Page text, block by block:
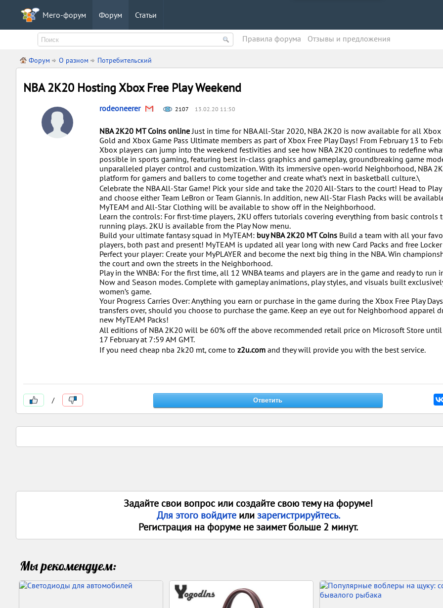
Мего-форум Форум Статьи
Правила форума Oтзывы и предложения
Форум О разном Потребительский
NBA 2K20 Hosting Xbox Free Play Weekend
rodeoneerer 2107 13.02.20 11:50
NBA 2K20 MT Coins onlineJust in time for NBA All-Star 2020, NBA 2K20 is now available for all Xbox
Gold and Xbox Game Pass Ultimate members as part of Xbox Free Play Days! From February 13 to
Xbox players can jump into the weekend festivities and see how NBA 2K20 continues to redefine
possible in sports gaming, featuring best in-class graphics and gameplay, groundbreaking game
unparalleled player control and customization. With its immersive open-world Neighborhood, NBA
platform for gamers and ballers to come together and create what’s next in basketball culture.\
Celebrate the NBA All-Star Game! Pick your side and take the 2020 All-Stars to the court! Head to
and choose either Team LeBron or Team Giannis. In addition, new All-Star Flash Packs will be
MyTEAM and All-Star Clothing will be available to show off in the Neighborhood.
Learn the controls: For first-time players, 2KU offers tutorials covering everything from basic controls
running plays. 2KU is available from the Play Now menu.
Build your ultimate fantasy squad in MyTEAM: buy NBA 2K20 MT Coins Build a team with all your
players, both past and present! MyTEAM is updated all year long with new Card Packs and free Locker
Perfect your player: Create your MyPLAYER and become the next big thing in the NBA. Win
the court and own the streets in the Neighborhood.
Play in the WNBA: For the first time, all 12 WNBA teams and players are in the game and ready to run
Now and Season modes. Complete with gameplay animations, play styles, and visuals built
women’s game.
Your Progress Carries Over: Anything you earn or purchase in the game during the Xbox Free Play Days
transfers over, should you choose to purchase the game. Keep an eye out for Neighborhood apparel
new MyTEAM Packs!
All editions of NBA 2K20 will be 60% off the above recommended retail price on Microsoft Store until
17 February at 7:59 AM GMT.
If you need cheap nba 2k20 mt, come to z2u.com and they will provide you with the best service.
/
Задайте свои вопрос или создайте свою тему на форуме!
Для этого войдите илизарегистрируйтесь.
Регистрация на форуме не заимет больше 2 минут.
Мы рекомендуем: